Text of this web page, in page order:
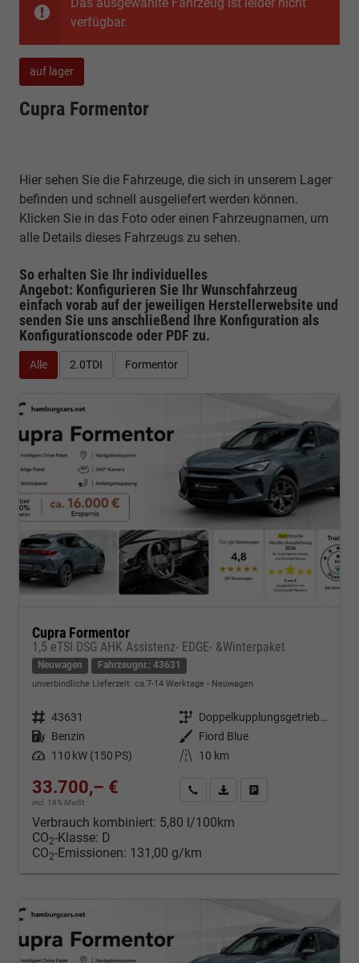
verfügbar.
auf lager
Cupra Formentor
Hier sehen Sie die Fahrzeuge, die sich in unserem Lager
befinden und schnell ausgeliefert werden können.
Klicken Sie in das Foto oder einen Fahrzeugnamen, um
alle Details dieses Fahrzeugs zu sehen.
So erhalten Sie Ihr individuelles
Angebot: Konfigurieren Sie Ihr Wunschfahrzeug
einfach vorab auf der jeweiligen Herstellerwebsite und
senden Sie uns anschließend Ihre Konfiguration als
Konfigurationscode oder PDF zu.
Alle 2.0TDI Formentor
Cupra Formentor
1,5 eTSI DSG AHK Assistenz- EDGE- &Winterpaket
Neuwagen Fahrzeugnr.: 43631
unverbindliche Lieferzeit: ca.7-14 Werktage Neuwagen
Fahrzeugnr. 43631 Getriebe
Doppelkupplungsgetriebe (DSG)
Kraftstoff Benzin Außenfarbe
Fiord Blue
Leistung 110 kW (150 PS) Kilometerstand 10 km
33.700,– €
incl. 19% MwSt.
Kontakt & Angebot anfordern
PDF-Datei, Fahrzeugexposé
Verbrauch kombiniert: 5,80 l/100km
CO2-Klasse: D
CO2-Emissionen: 131,00 g/km